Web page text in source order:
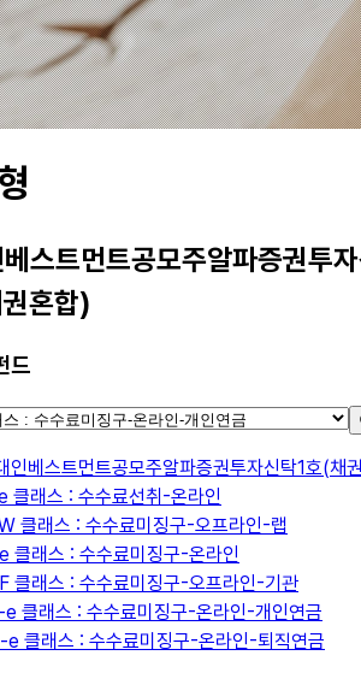
스트먼트공모주알파증권투
혼합)
드
인베스트먼트공모주알파증권투자신탁1호(채
클래스 : 수수료선취-온라인
클래스 : 수수료미징구-오프라인-랩
클래스 : 수수료미징구-온라인
클래스 : 수수료미징구-오프라인-기관
e 클래스 : 수수료미징구-온라인-개인연금
e 클래스 : 수수료미징구-온라인-퇴직연금